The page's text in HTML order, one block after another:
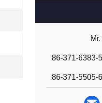
86-371-6383-
86-371-5505-